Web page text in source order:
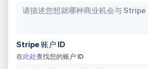
Stripe 账户 ID
在此处查找您的账户 ID
克罗地亚
English
立陶宛